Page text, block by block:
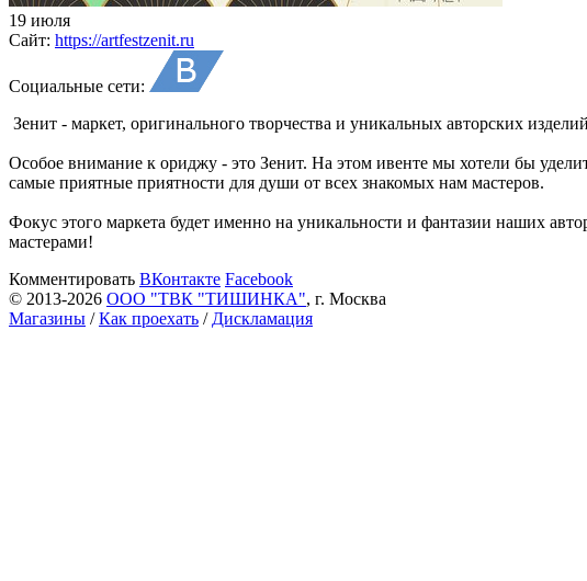
19 июля
Сайт: https://artfestzenit.ru
Социальные сети:
Зенит - маркет, оригинального творчества и уникальных авторских
Особое внимание к ориджу - это Зенит. На этом ивенте мы хотели бы
самые приятные приятности для души от всех знакомых нам мастеров.
Фокус этого маркета будет именно на уникальности и фантазии наших
мастерами!
Комментировать ВКонтакте Facebook
© 2013-2026 ООО "ТВК "ТИШИНКА", г. Москва
Магазины /Как проехать / Дискламация